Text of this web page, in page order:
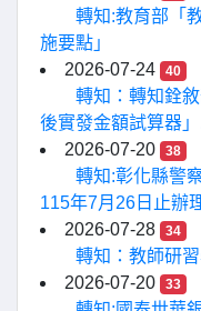
轉知:教育部「
施要點」
2026-07-24
40
轉知：轉知銓
後實發金額試算器」
2026-07-20
38
轉知:彰化縣警
115年7月26日止辦
2026-07-28
34
轉知：教師研
2026-07-20
33